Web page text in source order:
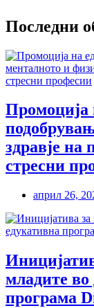
Последни
Промоција
здравје на
стресни
април 26,
младите во
програма